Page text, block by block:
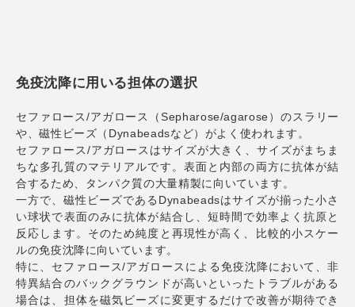
免疫沈降に用いる担体の選択
セファロース/アガロース（Sepharose/agarose）のスラリー
や、磁性ビーズ（Dynabeadsなど）がよく使われます。
セファロース/アガロースはサイズが大きく、サイズがまちま
ちな多孔質のマテリアルです。表面と内部の両方に抗体が結
合するため、タンパク質の大量精製に向いています。
一方で、磁性ビーズであるDynabeadsはサイズが揃った小さ
い球状で表面のみに抗体が結合し、短時間で効率よく抗原と
反応します。そのため純度と再現性が高く、比較的小スケー
ルの免疫沈降に向いています。
特に、セファロース/アガロースによる免疫沈降において、非
特異結合のバックグラウンドが高いといったトラブルがある
場合は、担体を磁気ビーズに変更するだけで改善が期待でき